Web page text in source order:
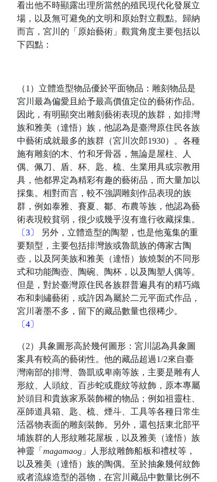
看出他不時顯露出理所當然的殖民現代化發展立
場，以及無可避免的文明和原始對立觀點。歸納
而言，宮川的「原始藝術」觀賞角度主要包括以
下四點：
（ 1 ）立體造型物品優於平面物品：雕刻物品是
宮川最為偏愛且給予最高價值定位的藝術作品。
因此，有明顯突出雕刻藝術表現的族群，如排灣
族和雅美（達悟）族，他認為是臺灣原住民各族
中藝術成就最多的族群（宮川次郎1930）。各種
施有雕刻的木、竹和牙骨器，無論是屋柱、人
偶、佩刀、盾、杯、匙、梳、生業用具或宗教用
具，他都界定為精彩有趣的藝術品，而大量加以
採集。相對而言，較不強調雕刻作品表現的族
群，例如泰雅、賽夏、鄒、布農等族，他認為藝
術表現較貧弱，很少或幾乎沒有進行收藏採集。
〔3〕
另外，立體造型的陶塑，也是他蒐集的重
要類型，主要包括排灣族或魯凱族的傳家古陶
壺，以及阿美族和雅美（達悟）族燒製的不同形
式和功能陶壺、陶碗、陶杯，以及陶塑人偶等。
但是，對於臺灣原住民各族群普遍具有的精巧織
布和刺繡藝術，或許因為屬於二元平面式作品，
宮川著墨不多，留下的藏品數量也很稀少。
〔4〕
（2 ）具象圖形高於幾何圖形：宮川認為具象圖
案具有較高的藝術性。他的藏品超過1/2來自臺
灣南部的排灣、魯凱或卑南等族，主要是雕有人
形紋、人頭紋、百步蛇或鹿紋等紋飾，原本專屬
於頭目和貴族家系裝飾權的物品；例如祖靈柱、
巫師道具箱、匙、梳、煙斗、工具等各種日常生
活器物表面的雕刻裝飾。另外，還包括東北部平
埔族群的人形紋雕花屋板，以及雅美（達悟）族
神靈「 magamaog 」
人形紋雕飾船板和禮杖等，
以及雅美（達悟）族的陶偶。至於抽象幾何紋飾
或者流線造型的器物，在宮川藏品中數量比例不